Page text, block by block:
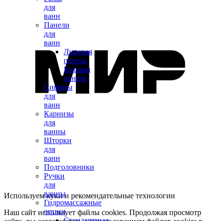
для
ванн
Панели
для
ванн
Лицевая
панель
Боковая
панель
Сифоны
для
ванн
Карнизы
для
ванны
Шторки
для
ванн
Подголовники
Ручки
для
ванны
Гидромассажные
опции
Используем куки и рекомендательные технологии
Наш сайт использует файлы cookies. Продолжая просмотр